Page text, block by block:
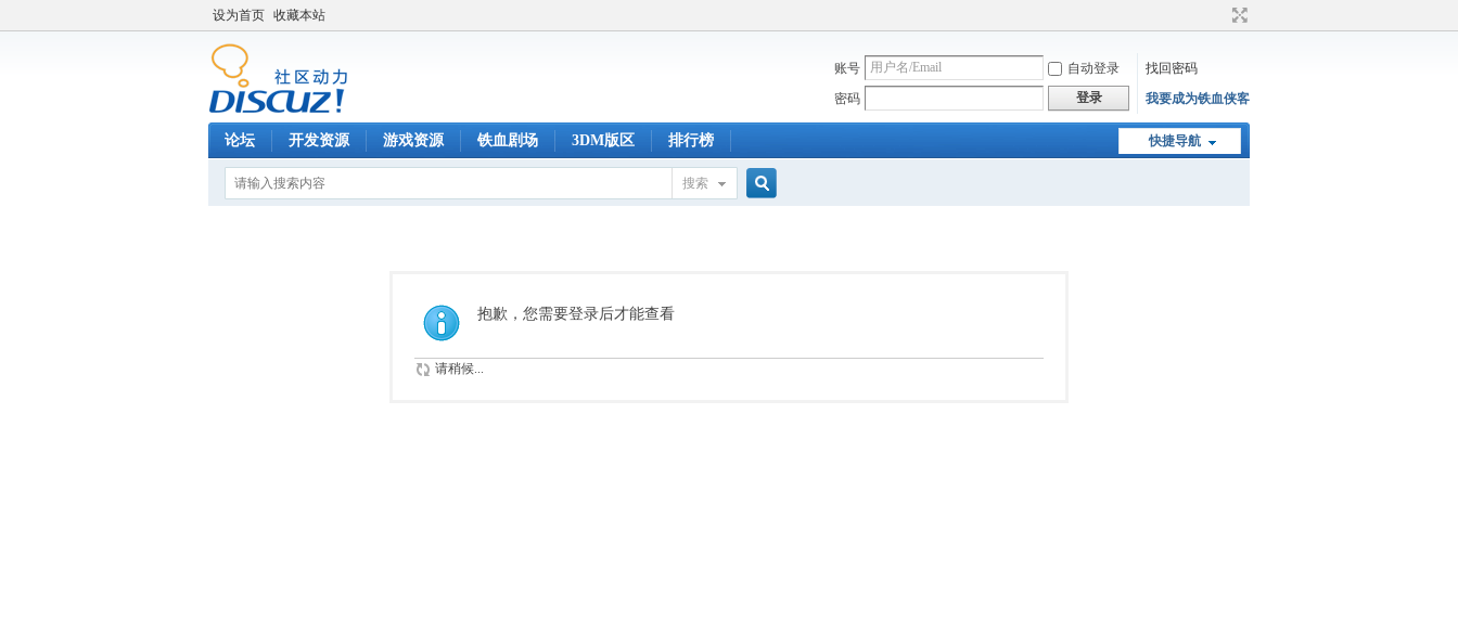
设为首页 收藏本站
账号 自动登录
找回密码
密码
登录 我要成为铁血侠客
快捷导航
论坛 开发资源 游戏资源 铁血剧场 3DM版区 排行榜
搜索
抱歉，您需要登录后才能查看
请稍候...